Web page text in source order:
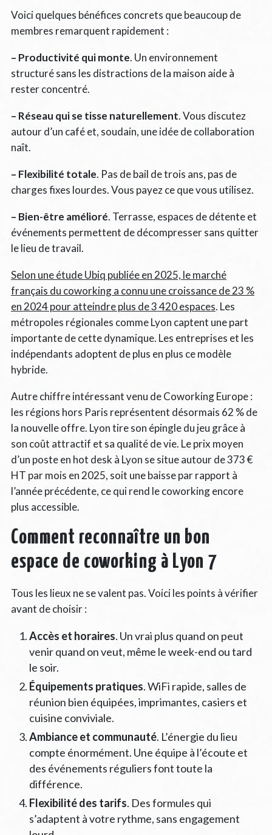
Voici quelques bénéfices concrets que beaucoup de
membres remarquent rapidement :
– Productivité qui monte. Un environnement
structuré sans les distractions de la maison aide à
rester concentré.
– Réseau qui se tisse naturellement. Vous discutez
autour d’un café et, soudain, une idée de collaboration
naît.
– Flexibilité totale. Pas de bail de trois ans, pas de
charges fixes lourdes. Vous payez ce que vous utilisez.
– Bien-être amélioré. Terrasse, espaces de détente et
événements permettent de décompresser sans quitter
le lieu de travail.
Selon une étude Ubiq publiée en 2025, le marché
français du coworking a connu une croissance de 23 %
en 2024 pour atteindre plus de 3 420 espaces. Les
métropoles régionales comme Lyon captent une part
importante de cette dynamique. Les entreprises et les
indépendants adoptent de plus en plus ce modèle
hybride.
Autre chiffre intéressant venu de Coworking Europe :
les régions hors Paris représentent désormais 62 % de
la nouvelle offre. Lyon tire son épingle du jeu grâce à
son coût attractif et sa qualité de vie. Le prix moyen
d’un poste en hot desk à Lyon se situe autour de 373 €
HT par mois en 2025, soit une baisse par rapport à
l’année précédente, ce qui rend le coworking encore
plus accessible.
Comment reconnaître un bon
espace de coworking à Lyon 7
Tous les lieux ne se valent pas. Voici les points à vérifier
avant de choisir :
Accès et horaires. Un vrai plus quand on peut
venir quand on veut, même le week-end ou tard
le soir.
Équipements pratiques. WiFi rapide, salles de
réunion bien équipées, imprimantes, casiers et
cuisine conviviale.
Ambiance et communauté. L’énergie du lieu
compte énormément. Une équipe à l’écoute et
des événements réguliers font toute la
différence.
Flexibilité des tarifs. Des formules qui
s’adaptent à votre rythme, sans engagement